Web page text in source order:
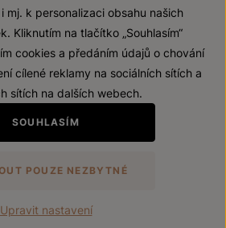
ZNOVÍN ZNOJMO, a. s.
o přístupnosti
nápojů osobám mladším 18 let.
webProgress
mj. k personalizaci obsahu našich
Kliknutím na tlačítko „Souhlasím“
cookies a předáním údajů o chování
cílené reklamy na sociálních sítích a
sítích na dalších webech.
SOUHLASÍM
POUZE NEZBYTNÉ
Upravit nastavení